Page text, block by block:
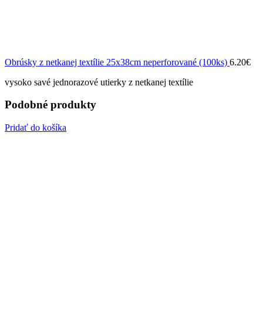
Obrúsky z netkanej textílie 25x38cm neperforované (100ks) 6.20€
vysoko savé jednorazové utierky z netkanej textílie
Podobné produkty
Pridať do košíka